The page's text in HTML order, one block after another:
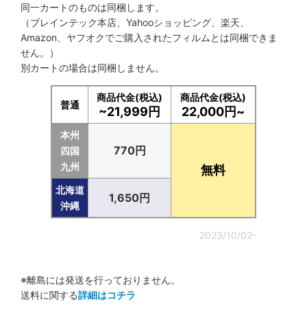
同一カートのものは同梱します。
（ブレインテック本店、Yahooショッピング、楽天、
Amazon、ヤフオクでご購入されたフィルムとは同梱できま
せん。）
別カートの場合は同梱しません。
普通
商品代金(税込)
~21,999円
商品代金(税込)
22,000円~
本州
四国
九州
770円
無料
北海道
沖縄
1,650円
2023/10/02-
※離島には発送を行っておりません。
送料に関する詳細はコチラ